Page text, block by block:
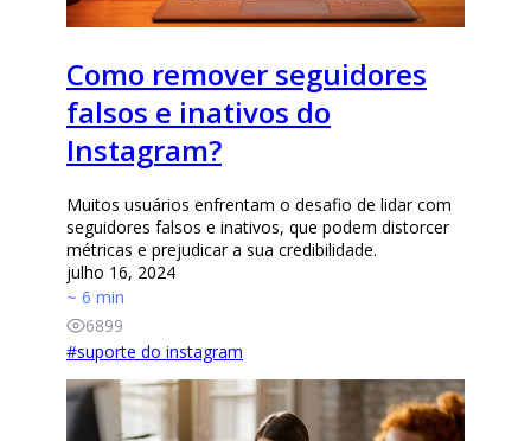
Como remover seguidores
falsos e inativos do
Instagram?
Muitos usuários enfrentam o desafio de lidar com
seguidores falsos e inativos, que podem distorcer
métricas e prejudicar a sua credibilidade.
julho 16, 2024
~ 6 min
6899
#suporte do instagram